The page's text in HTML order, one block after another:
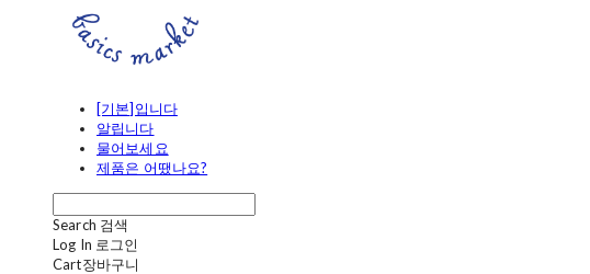
[기본]입니다
알립니다
물어보세요
제품은 어땠나요?
Search 검색
Log In 로그인
Cart장바구니